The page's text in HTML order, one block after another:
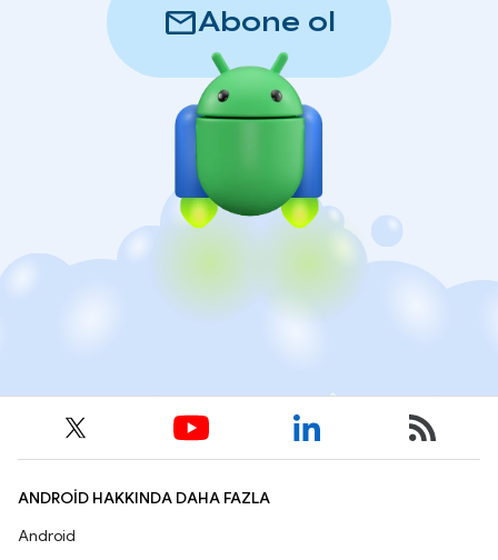
mailAbone ol
ANDROID HAKKINDA DAHA FAZLA
Android